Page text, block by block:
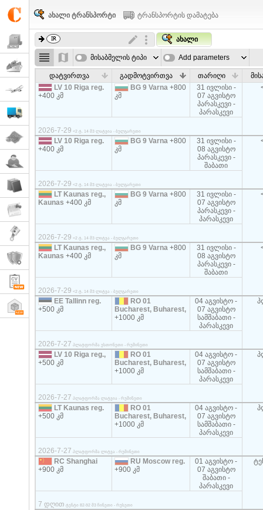
ახალი ტრანსპორტი ტრანსპორტის დამატება
ახალი
მისაბმელის ტიპი Add parameters
დატვირთვა გადმოტვირთვა თარიღი
LV 10 Riga reg.
+400 კმ
BG 9 Varna+800
კმ
31 ივლისი -
07 აგვისტო
პარასკევი -
პარასკევი
2026-7-29 <2 ტ. 14 მ3 ლატვია - ბულგარეთი
LV 10 Riga reg.
+400 კმ
BG 9 Varna+800
კმ
31 ივლისი -
08 აგვისტო
პარასკევი -
შაბათი
2026-7-29 <2 ტ. 14 მ3 ლატვია - ბულგარეთი
LT Kaunas reg.,
Kaunas+400 კმ
BG 9 Varna+800
კმ
31 ივლისი -
07 აგვისტო
პარასკევი -
პარასკევი
2026-7-29 <2 ტ. 14 მ3 ლიტვა - ბულგარეთი
LT Kaunas reg.,
Kaunas+400 კმ
BG 9 Varna+800
კმ
31 ივლისი -
08 აგვისტო
პარასკევი -
შაბათი
2026-7-29 <2 ტ. 14 მ3 ლიტვა - ბულგარეთი
EE Tallinn reg.
+500 კმ
RO 01
Bucharest, Buharest,
+1000 კმ
04 აგვისტო -
07 აგვისტო
სამშაბათი -
პარასკევი
2026-7-27 პლატფორმა ესთონეთი - რუმინეთი
LV 10 Riga reg.,
+500 კმ
RO 01
Bucharest, Buharest,
+1000 კმ
04 აგვისტო -
07 აგვისტო
სამშაბათი -
პარასკევი
2026-7-27 პლატფორმა ლატვია - რუმინეთი
LT Kaunas reg.
+500 კმ
RO 01
Bucharest, Buharest,
+1000 კმ
04 აგვისტო -
07 აგვისტო
სამშაბათი -
პარასკევი
2026-7-27 პლატფორმა ლიტვა - რუმინეთი
RC Shanghai
+900 კმ
RU Moscow reg.
+900 კმ
01 აგვისტო -
07 აგვისტო
შაბათი -
პარასკევი
7 დღით ტენტი 82-92 მ3 ჩინეთი - რუსეთი